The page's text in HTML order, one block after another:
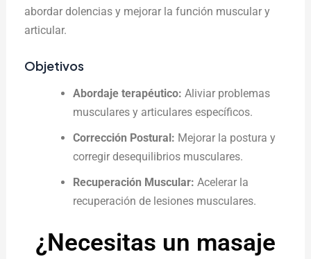
abordar dolencias y mejorar la función muscular y
articular.
Objetivos
Abordaje terapéutico: Aliviar problemas
musculares y articulares específicos.
Corrección Postural: Mejorar la postura y
corregir desequilibrios musculares.
Recuperación Muscular: Acelerar la
recuperación de lesiones musculares.
¿Necesitas un masaje